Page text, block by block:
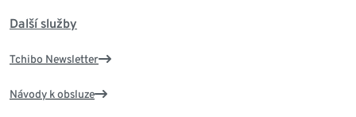
Další služby
Tchibo Newsletter
Návody k obsluze